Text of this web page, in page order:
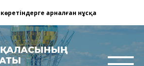
арналған нұсқа
ҚАЛАСЫНЫҢ